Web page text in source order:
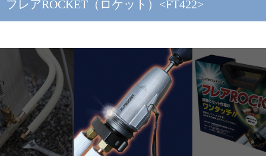
フレアROCKET（ロケット）<FT422>